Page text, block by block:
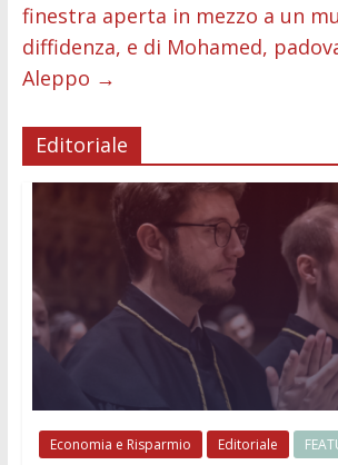
finestra aperta in mezzo a un
diffidenza, e di Mohamed,
Aleppo →
Editoriale
Economia e Risparmio Editoriale